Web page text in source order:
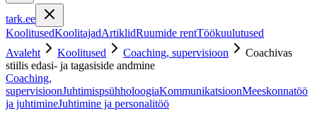
tark.ee
KoolitusedKoolitajadArtiklidRuumide rentTöökuulutused
Avaleht
Koolitused Coaching, supervisioon
Coachivas
stiilis edasi- ja tagasiside andmine
Coaching,
supervisioonJuhtimispsühholoogiaKommunikatsioonMeeskonnatöö
ja juhtimineJuhtimine ja personalitöö